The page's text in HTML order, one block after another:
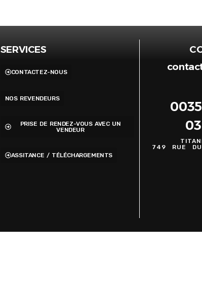
SERVICES
CONTACTEZ-NOUS
NOS REVENDEURS
PRISE DE RENDEZ-VOUS AVEC UN
VENDEUR
ASSITANCE / TÉLÉCHARGEMENTS
749 RUE DU